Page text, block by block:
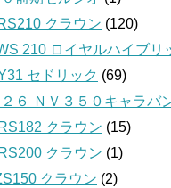
クラウン (120)
210 ロイヤルハイブリ
セドリック (69)
２６ ＮＶ３５０キャラバ
クラウン (15)
クラウン (1)
クラウン (2)